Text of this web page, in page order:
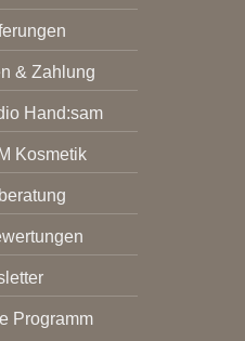
& Zahlung
Hand:sam
Kosmetik
Programm